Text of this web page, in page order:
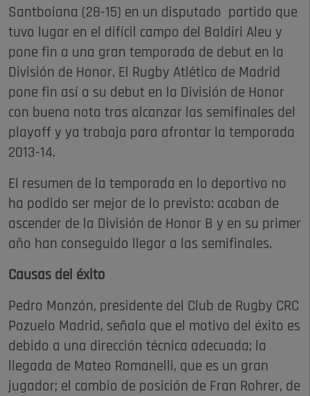
Santboiana (28-15) en un disputado partido que
tuvo lugar en el difícil campo del Baldiri Aleu y
pone fin a una gran temporada de debut en la
División de Honor. El Rugby Atlético de Madrid
pone fin así a su debut en la División de Honor
con buena nota tras alcanzar las semifinales del
playoff y ya trabaja para afrontar la temporada
2013-14.
El resumen de la temporada en lo deportivo no
ha podido ser mejor de lo previsto: acaban de
ascender de la División de Honor B y en su primer
año han conseguido llegar a las semifinales.
Causas del éxito
Pedro Monzón, presidente del Club de Rugby CRC
Pozuelo Madrid, señala que el motivo del éxito es
debido a una dirección técnica adecuada; la
llegada de Mateo Romanelli, que es un gran
jugador; el cambio de posición de Fran Rohrer, de